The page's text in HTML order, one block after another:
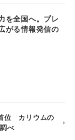
を全国へ。プレ
がる情報発信の
位 カリウムの
べ